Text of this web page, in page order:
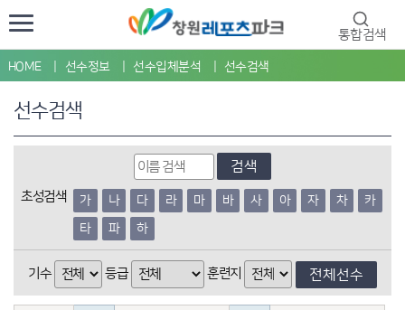
통합검색
HOME 선수정보 선수입체분석 선수검색
선수검색
검색
초성검색 가 나 다 라 마 바 사 아 자 차
카
타
파 하
기수 등급 훈련지 전체선수